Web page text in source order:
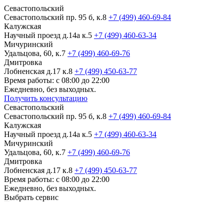
Севастопольский
Севастопольский пр. 95 б, к.8 +7 (499) 460-69-84
Калужская
Научный проезд д.14а к.5 +7 (499) 460-63-34
Мичуринский
Удальцова, 60, к.7 +7 (499) 460-69-76
Дмитровка
Лобненская д.17 к.8 +7 (499) 450-63-77
Время работы: с 08:00 до 22:00
Ежедневно, без выходных.
Получить консультацию
Севастопольский
Севастопольский пр. 95 б, к.8 +7 (499) 460-69-84
Калужская
Научный проезд д.14а к.5 +7 (499) 460-63-34
Мичуринский
Удальцова, 60, к.7 +7 (499) 460-69-76
Дмитровка
Лобненская д.17 к.8 +7 (499) 450-63-77
Время работы: с 08:00 до 22:00
Ежедневно, без выходных.
Выбрать сервис